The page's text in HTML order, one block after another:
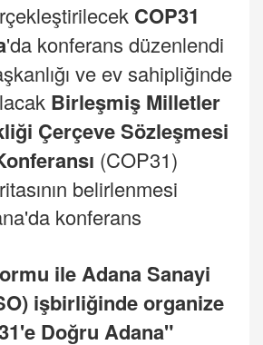
COP31
'da konferans düzenlendi
ve ev sahipliğinde
Birleşmiş Milletler
Çerçeve Sözleşmesi
(COP31)
belirlenmesi
konferans
ile Adana Sanayi
işbirliğinde organize
Doğru Adana"